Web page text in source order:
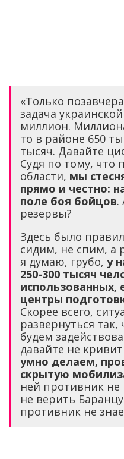
«Только
задача
миллион.
то в районе 650
тысяч. Давайте
Судя по тому, что
области, мы
прямо и честно:
поле боя бойцов.
резервы?
Здесь было
сидим, не спим, а
я думаю, грубо, у
250-300 тысяч
использованных,
центры
Скорее всего,
развернуться
будем
давайте не
умно делаем,
скрытую
ней противник не
не верить
противник не